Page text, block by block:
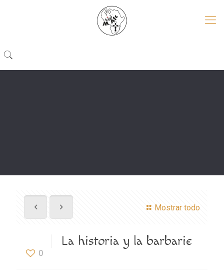
Mostrar todo
0
La historia y la barbarie